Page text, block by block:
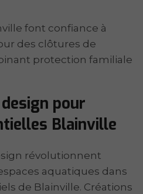
font confiance à
des clôtures de
protection familiale
pour
Blainville
révolutionnent
aquatiques dans
de Blainville. Créations